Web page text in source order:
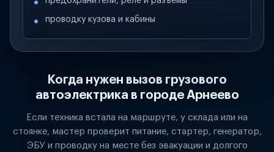
проводку кузова и кабины
Когда нужен вызов грузового
автоэлектрика в городе Арнеево
Если техника встала на маршруте, у склада или на
стоянке, мастер проверит питание, стартер, генератор,
ЭБУ и проводку на месте без эвакуации и долгого